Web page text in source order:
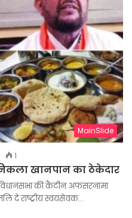
MainSlide
1
खानपान का ठेकेदार
की कैंटीन अफसरनामा
दे राष्ट्रीय स्वयंसेवक…